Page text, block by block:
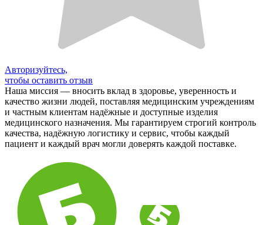
Авторизуйтесь,
чтобы оставить отзыв
Наша миссия — вносить вклад в здоровье, уверенность и
качество жизни людей, поставляя медицинским учреждениям
и частным клиентам надёжные и доступные изделия
медицинского назначения. Мы гарантируем строгий контроль
качества, надёжную логистику и сервис, чтобы каждый
пациент и каждый врач могли доверять каждой поставке.